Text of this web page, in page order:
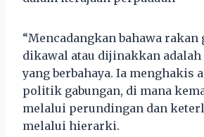
“Mencadangkan bahawa rakan
dikawal atau dijinakkan
yang berbahaya. Ia menghakis
politik gabungan, di mana
melalui perundingan dan
melalui hierarki.